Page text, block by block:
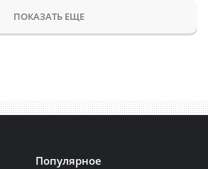
ПОКАЗАТЬ ЕЩЕ
Популярное